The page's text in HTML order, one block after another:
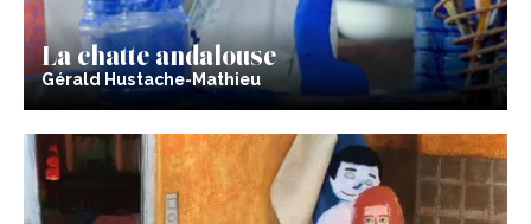
La chatte andalouse
Gérald Hustache-Mathieu